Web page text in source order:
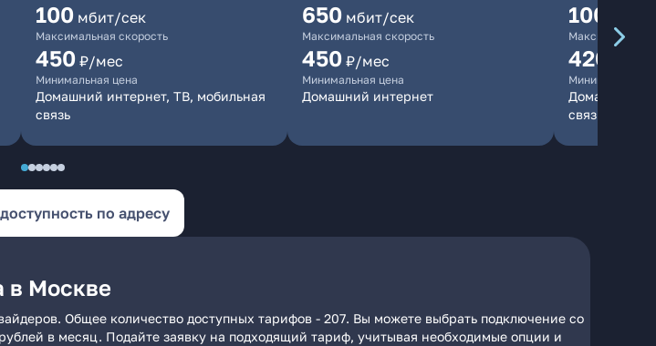
100 мбит/сек
Максимальная скорость
450 ₽/мес
Минимальная цена
Домашний интернет, ТВ, мобильная
связь
650 мбит/сек
Максимальная скорость
450 ₽/мес
Минимальная цена
Домашний интернет
10000
Максимальная
420
Минимальная
Домашний
связь
по адресу
в Москве
Общее количество доступных тарифов - 207. Вы можете выбрать подключение со
в месяц. Подайте заявку на подходящий тариф, учитывая необходимые опции и